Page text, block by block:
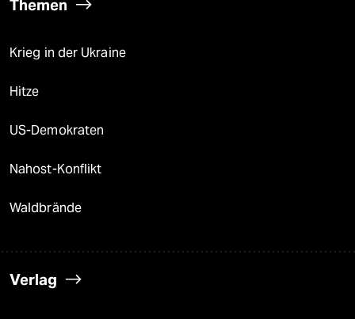
Themen
Krieg in der Ukraine
Hitze
US-Demokraten
Nahost-Konflikt
Waldbrände
Verlag